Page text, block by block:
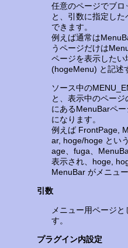
任意のページでブ
と、引数に指定し
できます。
例えば通常は
うページだけは
ページを表示した
(hogeMenu) と記述
ソース中の
と、表示中のペー
にあるMenuBarペ
になります。
例えば FrontPage,
ar, hoge/hoge とい
age、fuga、
表示され、hoge,
MenuBar がメニュ
引数
メニュー用ページ
す。
プラグイン内設定